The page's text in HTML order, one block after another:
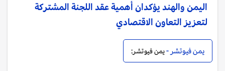
اليمن والهند يؤكدان أهمية عقد اللجنة المشتركة
لتعزيز التعاون الاقتصادي
يمن فيوتشر -يمن فيوتشر: